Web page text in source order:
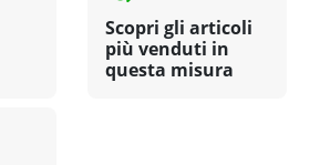
Scopri gli articoli
più venduti in
questa misura